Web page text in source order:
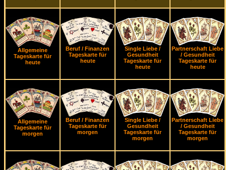
Allgemeine
Tageskarte für
heute
Beruf / Finanzen
Tageskarte für
heute
Single Liebe /
Gesundheit
Tageskarte für
heute
Partnerschaft Liebe
/ Gesundheit
Tageskarte für
heute
Allgemeine
Tageskarte für
morgen
Beruf / Finanzen
Tageskarte für
morgen
Single Liebe /
Gesundheit
Tageskarte für
morgen
Partnerschaft Liebe
/ Gesundheit
Tageskarte für
morgen